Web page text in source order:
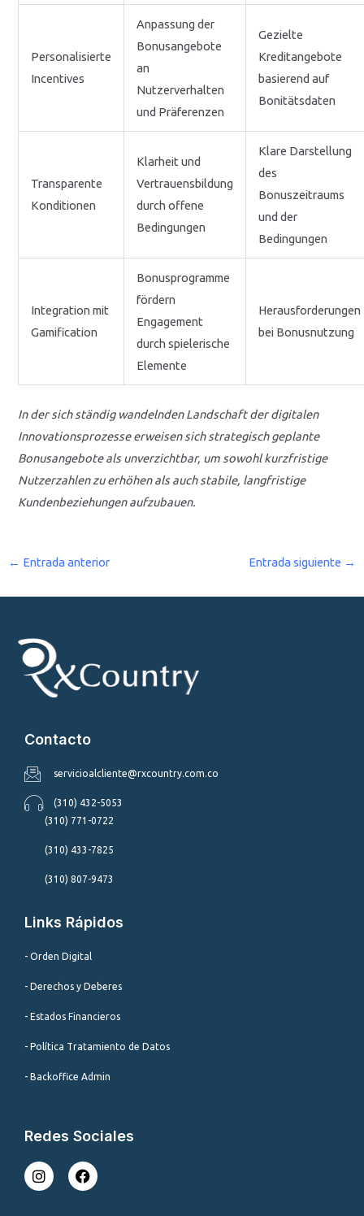
Personalisierte
Incentives
Anpassung der
Bonusangebote
an
Nutzerverhalten
und Präferenzen
Gezielte
Kreditangebote
basierend auf
Bonitätsdaten
Transparente
Konditionen
Klarheit und
Vertrauensbildung
durch offene
Bedingungen
Klare Darstellung
des
Bonuszeitraums
und der
Bedingungen
Integration mit
Gamification
Bonusprogramme
fördern
Engagement
durch spielerische
Elemente
Herausforderungen
bei Bonusnutzung
In der sich ständig wandelnden Landschaft der digitalen
Innovationsprozesse erweisen sich strategisch geplante
Bonusangebote als unverzichtbar, um sowohl kurzfristige
Nutzerzahlen zu erhöhen als auch stabile, langfristige
Kundenbeziehungen aufzubauen.
← Entrada anterior Entrada siguiente →
Contacto
servicioalcliente@rxcountry.com.co
(310) 432-5053
(310) 771-0722
(310) 433-7825
(310) 807-9473
Links Rápidos
- Orden Digital
- Derechos y Deberes
- Estados Financieros
- Política Tratamiento de Datos
- Backoffice Admin
Redes Sociales
I
n
F
a